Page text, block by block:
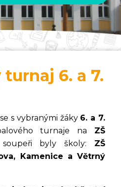
6. a 7.
s vybranými žáky 6. a 7.
turnaje na ZŠ
byly školy: ZŠ
Kamenice a Větrný